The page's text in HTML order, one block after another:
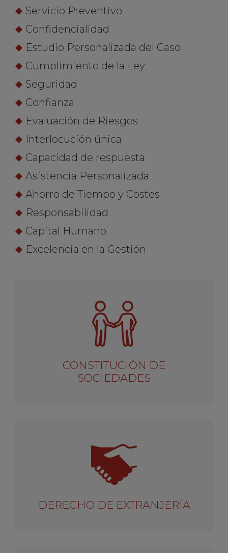
Servicio Preventivo
Confidencialidad
Estudio Personalizada del Caso
Cumplimiento de la Ley
Seguridad
Confianza
Evaluación de Riesgos
Interlocución única
Capacidad de respuesta
Asistencia Personalizada
Ahorro de Tiempo y Costes
Responsabilidad
Capital Humano
Excelencia en la Gestión
CONSTITUCIÓN DE
SOCIEDADES
DERECHO DE EXTRANJERÍA